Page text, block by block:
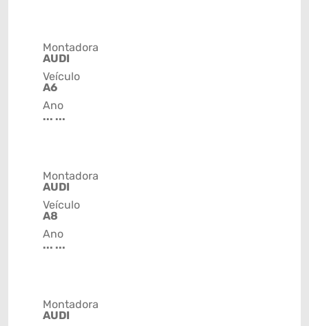
Montadora
AUDI
Veículo
A6
Ano
... ...
Montadora
AUDI
Veículo
A8
Ano
... ...
Montadora
AUDI